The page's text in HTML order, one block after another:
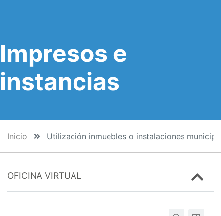
Impresos e
instancias
Inicio Utilización inmuebles o instalaciones
OFICINA VIRTUAL